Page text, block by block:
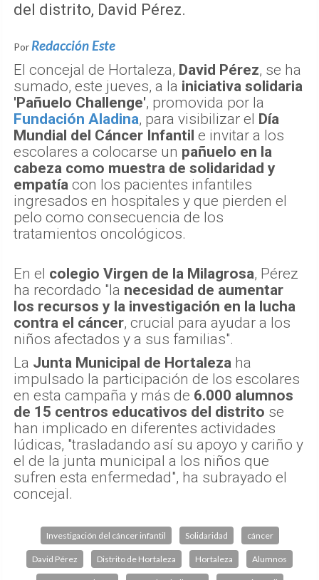
del distrito, David Pérez.
Por Redacción Este
El concejal de Hortaleza, David Pérez, se ha
sumado, este jueves, a la iniciativa solidaria
'Pañuelo Challenge', promovida por la
Fundación Aladina, para visibilizar el Día
Mundial del Cáncer Infantil e invitar a los
escolares a colocarse un pañuelo en la
cabeza como muestra de solidaridad y
empatía con los pacientes infantiles
ingresados en hospitales y que pierden el
pelo como consecuencia de los
tratamientos oncológicos.
En el colegio Virgen de la Milagrosa, Pérez
ha recordado "la necesidad de aumentar
los recursos y la investigación en la lucha
contra el cáncer, crucial para ayudar a los
niños afectados y a sus familias".
La Junta Municipal de Hortaleza ha
impulsado la participación de los escolares
en esta campaña y más de 6.000 alumnos
de 15 centros educativos del distrito se
han implicado en diferentes actividades
lúdicas, "trasladando así su apoyo y cariño y
el de la junta municipal a los niños que
sufren esta enfermedad", ha subrayado el
concejal.
Investigación del cáncer infantil Solidaridad cáncer
David Pérez Distrito de Hortaleza Hortaleza Alumnos